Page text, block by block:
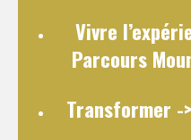
Vivre
Parcours
Transformer -